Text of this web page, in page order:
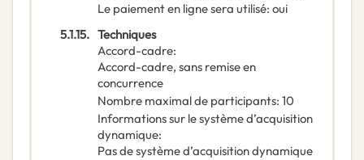
Le paiement en ligne sera utilisé: oui
5.1.15. Techniques
Accord-cadre:
Accord-cadre, sans remise en
concurrence
Nombre maximal de participants: 10
Informations sur le système d’acquisition
dynamique:
Pas de système d’acquisition dynamique